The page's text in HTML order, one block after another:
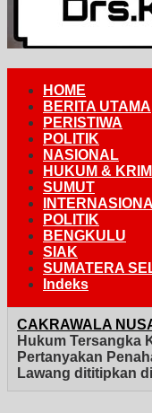
HOME
BERITA UTAMA
PERISTIWA
POLITIK
NASIONAL
HUKUM &
SUMUT
POLITIK
BENGKULU
SIAK
SUMATERA
Indeks
CAKRAWALA
Hukum Tersangka
Pertanyakan
Lawang dititipkan